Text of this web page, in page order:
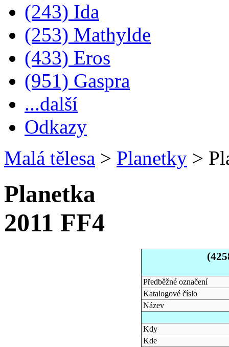
(243) Ida
(253) Mathylde
(433) Eros
(951) Gaspra
...další
Odkazy
Malá tělesa > Planetky >
Planetka
2011 FF4
Předběžné označení
Katalogové číslo
Název
Kdy
Kde